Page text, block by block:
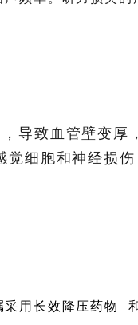
，导致血管壁变
细胞和神经损伤
用长效降压药物